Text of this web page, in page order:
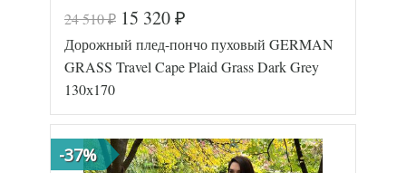
24 510₽ 15 320 ₽
Дорожный плед-пончо пуховый GERMAN
GRASS Travel Cape Plaid Grass Dark Grey
130х170
-37%